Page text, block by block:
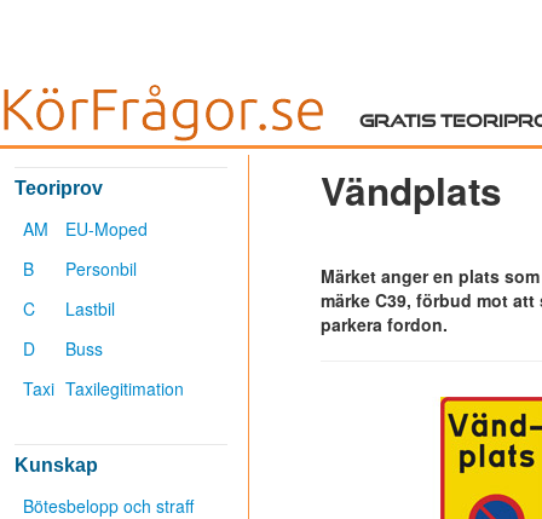
Gratis
Teoriprov
AM
EU-Moped
B
Personbil
C
Lastbil
D
Buss
Taxi Taxilegitimation
Kunskap
Bötesbelopp och straff
Vändplats
Märket anger en plats
märke C39, förbud mot
parkera fordon.